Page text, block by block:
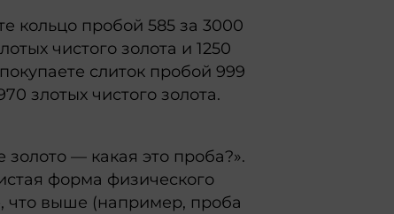
кольцо пробой 585 за 3000
чистого золота и 1250
слиток пробой 999
злотых чистого золота.
золото — какая это проба?».
форма физического
что выше (например, проба